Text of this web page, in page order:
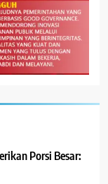
Porsi Besar: